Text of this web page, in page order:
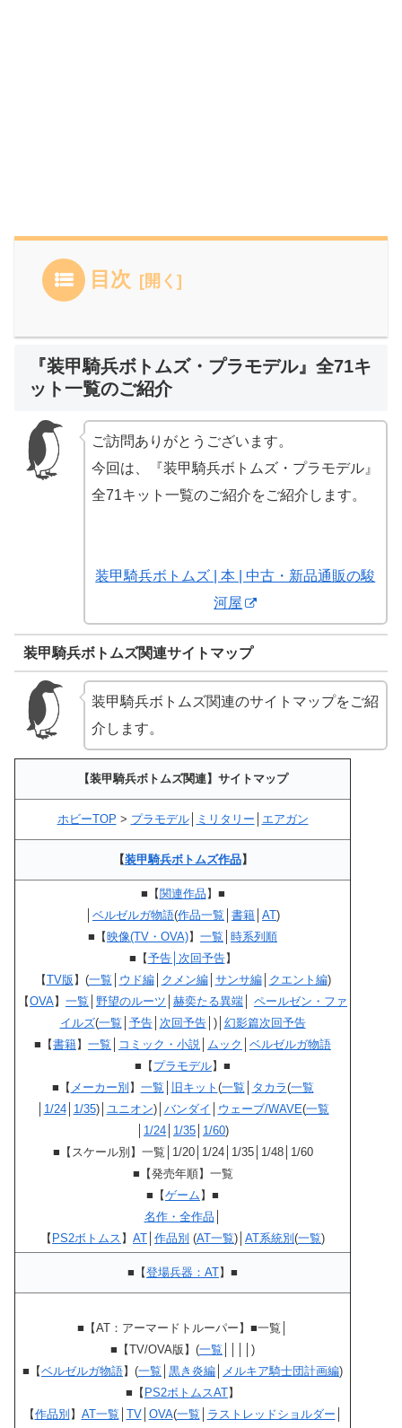
目次
『装甲騎兵ボトムズ・プラモデル』全71キ
ット一覧のご紹介
ご訪問ありがとうございます。
今回は、『装甲騎兵ボトムズ・プラモデル』
全71キット一覧のご紹介をご紹介します。
装甲騎兵ボトムズ | 本 | 中古・新品通販の駿
河屋
装甲騎兵ボトムズ関連サイトマップ
装甲騎兵ボトムズ関連のサイトマップをご紹
介します。
【装甲騎兵ボトムズ関連】サイトマップ
ホビーTOP > プラモデル│ ミリタリー エアガン
【装甲騎兵ボトムズ作品】
■【 関連作品 】■
ベルゼルガ物語(作品一覧 書籍 AT)
■【映像(TV・OVA)】 一覧 時系列順
■【予告│次回予告】
【TV版 】(一覧 ウド編│ クメン編│ サンサ編│ クエント編)
【OVA】 一覧 野望のルーツ 赫奕たる異端
ペールゼン・ファ
イルズ(一覧 予告│ 次回予告│)│ 幻影篇次回予告
■【書籍】 一覧 コミック・小説 ムック
ベルゼルガ物語
■【 プラモデル】■
■【 メーカー別 】 一覧 旧キット (一覧 タカラ(一覧
1/24│ 1/35)│ ユニオン)│ バンダイ ウェーブ/WAVE(一覧
1/24 1/35 1/60)
■【スケール別】一覧│1/20│1/24│1/35│1/48│1/60
■【発売年順】一覧
■【ゲーム 】■
名作・全作品
【 PS2ボトムス 】 AT 作品別 (AT一覧)│ AT系統別 (一覧)
■【登場兵器：AT】■
■【AT：アーマードトルーパー】■一覧│
■【TV/OVA版】(一覧 ││││)
■【ベルゼルガ物語】(一覧 黒き炎編 メルキア騎士団計画編)
■【 PS2ボトムスAT】
【作品別 】 AT一覧 TV│ OVA(一覧 ラストレッドショルダー